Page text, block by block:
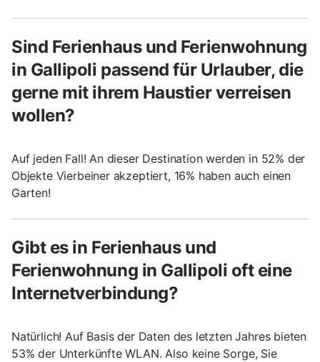
Sind Ferienhaus und Ferienwohnung
in Gallipoli passend für Urlauber, die
gerne mit ihrem Haustier verreisen
wollen?
Auf jeden Fall! An dieser Destination werden in 52% der
Objekte Vierbeiner akzeptiert, 16% haben auch einen
Garten!
Gibt es in Ferienhaus und
Ferienwohnung in Gallipoli oft eine
Internetverbindung?
Natürlich! Auf Basis der Daten des letzten Jahres bieten
53% der Unterkünfte WLAN. Also keine Sorge, Sie